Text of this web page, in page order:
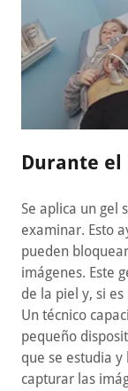
Durante
Se aplica un gel
examinar. Esto
pueden
imágenes. Este
de la piel y, si
Un técnico
pequeño
que se estudia
capturar las